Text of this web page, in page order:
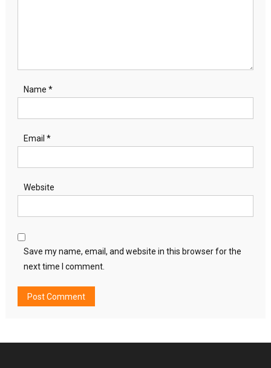
Name *
Email *
Website
Save my name, email, and website in this browser for the
next time I comment.